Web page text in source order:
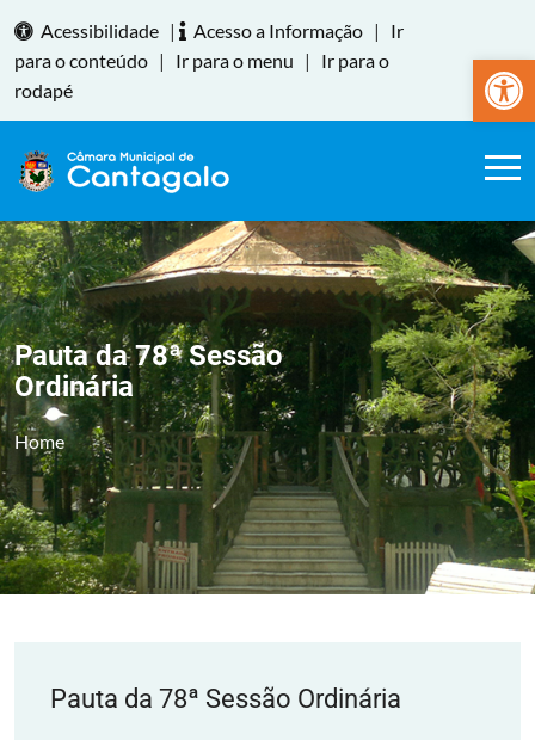
Abrir
Acessibilidade | Acesso a Informação |
Ir
para o conteúdo | Ir para o menu |
Ir para o
rodapé
Pauta da 78ª Sessão
Ordinária
Home
Pauta da 78ª Sessão Ordinária